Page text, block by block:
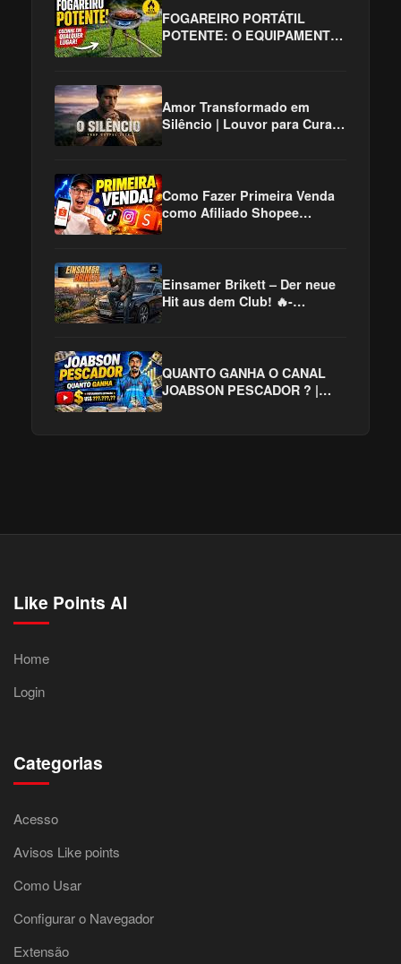
FOGAREIRO PORTÁTIL
POTENTE: O EQUIPAMENTO
Amor Transformado em
Silêncio | Louvor para Curar
Como Fazer Primeira Venda
como Afiliado Shopee
Einsamer Brikett – Der neue
Hit aus dem Club! 🔥-
QUANTO GANHA O CANAL
JOABSON PESCADOR ? |
Like Points AI
Home
Login
Categorias
Acesso
Avisos Like points
Como Usar
Configurar o Navegador
Extensão